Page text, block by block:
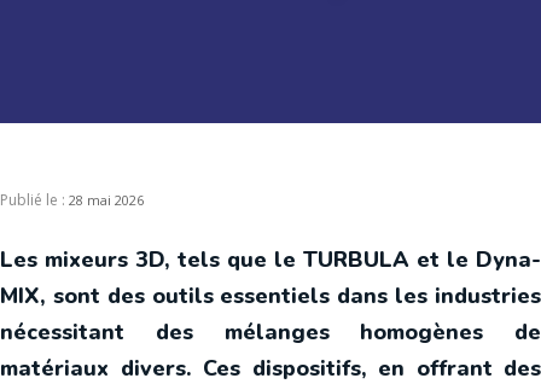
Publié le : 28 mai 2026
Les mixeurs 3D, tels que le TURBULA et le Dyna-
MIX, sont des outils essentiels dans les industries
nécessitant des mélanges homogènes de
matériaux divers. Ces dispositifs, en offrant des